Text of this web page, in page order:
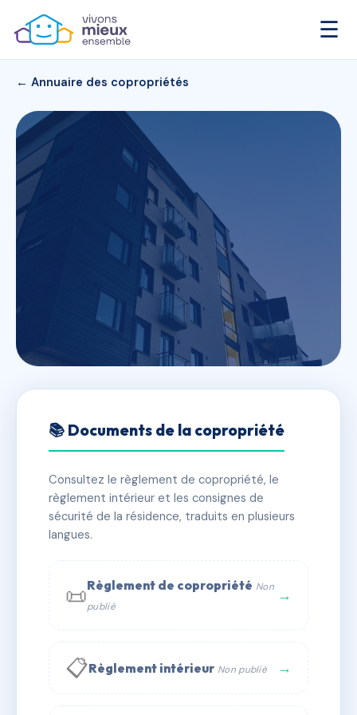
☰
← Annuaire des copropriétés
SDC 31 BOISSY D'ANGLAS
✓ Immatriculée 🏠 39 lots 🏗 2 bâtiment(s)
📞 Contacter Syndic Digital
📚 Documents de la copropriété
Consultez le règlement de copropriété, le
règlement intérieur et les consignes de
sécurité de la résidence, traduits en plusieurs
langues.
📜Règlement de copropriété Non
publié
→
📋Règlement intérieur Non publié →